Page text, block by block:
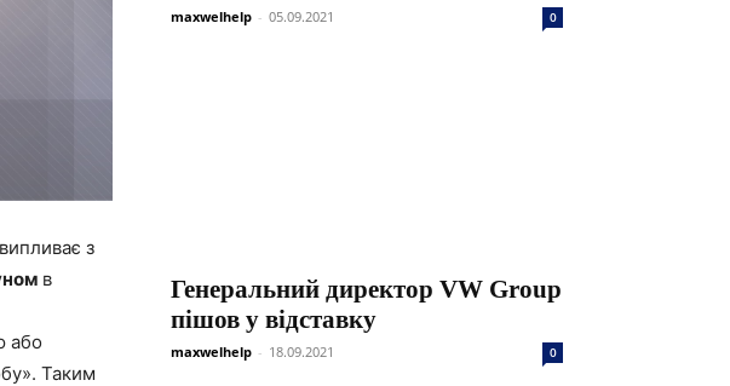
з
в
або
Таким
maxwelhelp - 05.09.2021 0
Генеральний директор VW Group
пішов у відставку
maxwelhelp - 18.09.2021 0